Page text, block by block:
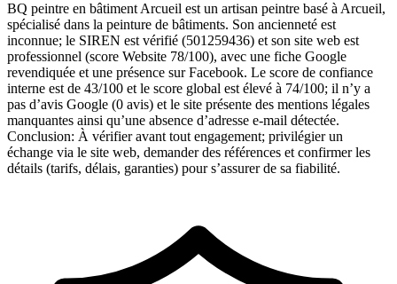
BQ peintre en bâtiment Arcueil est un artisan peintre basé à Arcueil,
spécialisé dans la peinture de bâtiments. Son ancienneté est
inconnue; le SIREN est vérifié (501259436) et son site web est
professionnel (score Website 78/100), avec une fiche Google
revendiquée et une présence sur Facebook. Le score de confiance
interne est de 43/100 et le score global est élevé à 74/100; il n’y a
pas d’avis Google (0 avis) et le site présente des mentions légales
manquantes ainsi qu’une absence d’adresse e‑mail détectée.
Conclusion: À vérifier avant tout engagement; privilégier un
échange via le site web, demander des références et confirmer les
détails (tarifs, délais, garanties) pour s’assurer de sa fiabilité.